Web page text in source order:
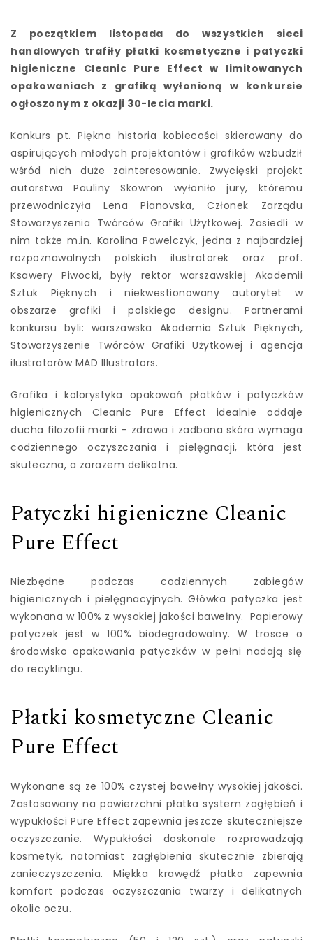
Z początkiem listopada do wszystkich sieci
handlowych trafiły płatki kosmetyczne i patyczki
higieniczne Cleanic Pure Effect w limitowanych
opakowaniach z grafiką wyłonioną w konkursie
ogłoszonym z okazji 30-lecia marki.
Konkurs pt. Piękna historia kobiecości skierowany do
aspirujących młodych projektantów i grafików wzbudził
wśród nich duże zainteresowanie. Zwycięski projekt
autorstwa Pauliny Skowron wyłoniło jury, któremu
przewodniczyła Lena Pianovska, Członek Zarządu
Stowarzyszenia Twórców Grafiki Użytkowej. Zasiedli w
nim także m.in. Karolina Pawelczyk, jedna z najbardziej
rozpoznawalnych polskich ilustratorek oraz prof.
Ksawery Piwocki, były rektor warszawskiej Akademii
Sztuk Pięknych i niekwestionowany autorytet w
obszarze grafiki i polskiego designu. Partnerami
konkursu byli: warszawska Akademia Sztuk Pięknych,
Stowarzyszenie Twórców Grafiki Użytkowej i agencja
ilustratorów MAD Illustrators.
Grafika i kolorystyka opakowań płatków i patyczków
higienicznych Cleanic Pure Effect idealnie oddaje
ducha filozofii marki – zdrowa i zadbana skóra wymaga
codziennego oczyszczania i pielęgnacji, która jest
skuteczna, a zarazem delikatna.
Patyczki higieniczne Cleanic
Pure Effect
Niezbędne podczas codziennych zabiegów
higienicznych i pielęgnacyjnych. Główka patyczka jest
wykonana w 100% z wysokiej jakości bawełny. Papierowy
patyczek jest w 100% biodegradowalny. W trosce o
środowisko opakowania patyczków w pełni nadają się
do recyklingu.
Płatki kosmetyczne Cleanic
Pure Effect
Wykonane są ze 100% czystej bawełny wysokiej jakości.
Zastosowany na powierzchni płatka system zagłębień i
wypukłości Pure Effect zapewnia jeszcze skuteczniejsze
oczyszczanie. Wypukłości doskonale rozprowadzają
kosmetyk, natomiast zagłębienia skutecznie zbierają
zanieczyszczenia. Miękka krawędź płatka zapewnia
komfort podczas oczyszczania twarzy i delikatnych
okolic oczu.